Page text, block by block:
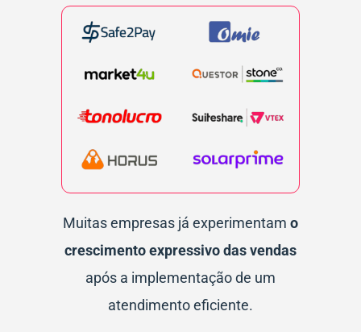
Muitas empresas já experimentam o
crescimento expressivo das vendas
após a implementação de um
atendimento eficiente.